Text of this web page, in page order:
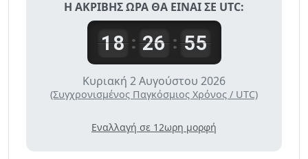
Η ΑΚΡΙΒΉΣ ΏΡΑ ΘΑ ΕΊΝΑΙ ΣΕ UTC:
18: 26: 55
Κυριακή 2 Αυγούστου 2026
(Συγχρονισμένος Παγκόσμιος Χρόνος / UTC)
Εναλλαγή σε 12ωρη μορφή